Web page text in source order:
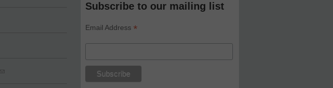
Subscribe to our mailing list
Email Address*